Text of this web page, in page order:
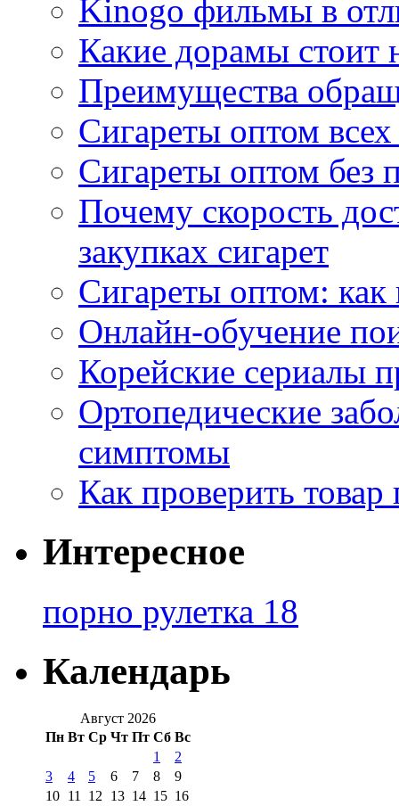
Kinogo фильмы в
Какие дорамы стоит
Преимущества
Сигареты оптом
Сигареты оптом без
Почему скорость
закупках сигарет
Сигареты оптом:
Онлайн-обучение
Корейские сериалы
Ортопедические
симптомы
Как проверить товар
Интересное
порно рулетка 18
Календарь
Август 2026
Пн Вт Ср Чт Пт Сб Вс
1
2
3
4 5 6 7 8
9
10 11 12 13 14 15 16